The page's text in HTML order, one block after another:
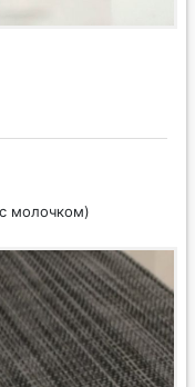
молочком)